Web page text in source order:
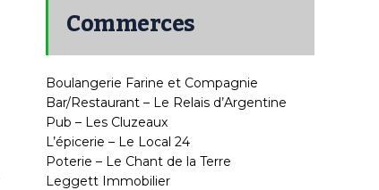
Commerces
Boulangerie Farine et Compagnie
Bar/Restaurant – Le Relais d’Argentine
Pub – Les Cluzeaux
L’épicerie – Le Local 24
Poterie – Le Chant de la Terre
Leggett Immobilier